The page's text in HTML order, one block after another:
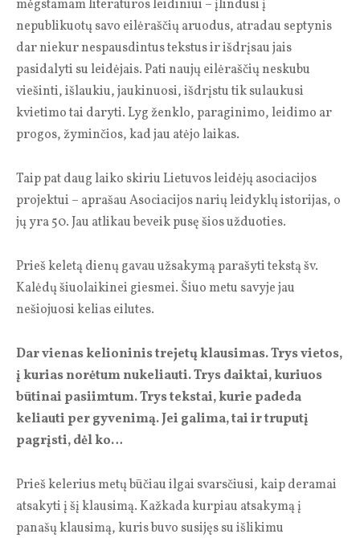
mėgstamam literatūros leidiniui – įlindusi į
nepublikuotų savo eilėraščių aruodus, atradau septynis
dar niekur nespausdintus tekstus ir išdrįsau jais
pasidalyti su leidėjais. Pati naujų eilėraščių neskubu
viešinti, išlaukiu, jaukinuosi, išdrįstu tik sulaukusi
kvietimo tai daryti. Lyg ženklo, paraginimo, leidimo ar
progos, žyminčios, kad jau atėjo laikas.
Taip pat daug laiko skiriu Lietuvos leidėjų asociacijos
projektui – aprašau Asociacijos narių leidyklų istorijas, o
jų yra 50. Jau atlikau beveik pusę šios užduoties.
Prieš keletą dienų gavau užsakymą parašyti tekstą šv.
Kalėdų šiuolaikinei giesmei. Šiuo metu savyje jau
nešiojuosi kelias eilutes.
Dar vienas kelioninis trejetų klausimas. Trys vietos,
į kurias norėtum nukeliauti. Trys daiktai, kuriuos
būtinai pasiimtum. Trys tekstai, kurie padeda
keliauti per gyvenimą. Jei galima, tai ir truputį
pagrįsti, dėl ko…
Prieš kelerius metų būčiau ilgai svarsčiusi, kaip deramai
atsakyti į šį klausimą. Kažkada kurpiau atsakymą į
panašų klausimą, kuris buvo susijęs su išlikimu